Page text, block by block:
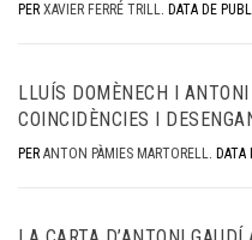
PER XAVIER FERRÉ TRILL. DATA DE
LLUÍS DOMÈNECH I
COINCIDÈNCIES I
PER ANTON PÀMIES MARTORELL.